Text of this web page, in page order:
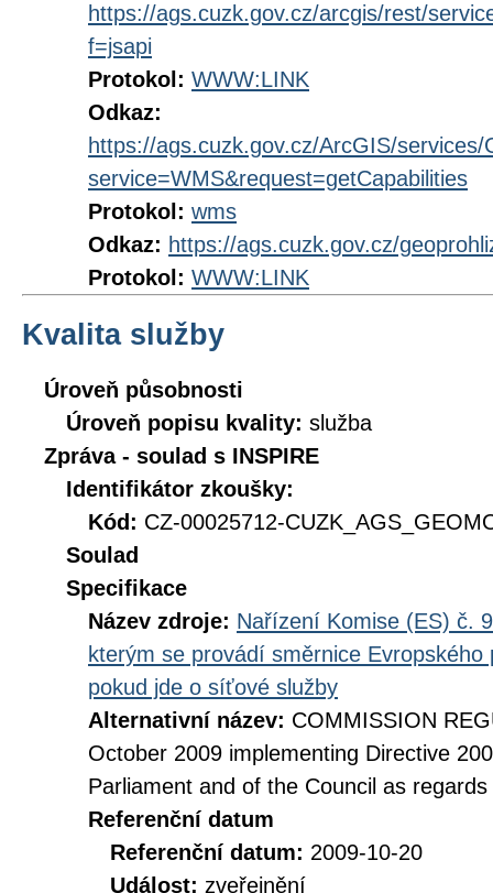
https://ags.cuzk.gov.cz/arcgis/rest/
f=jsapi
Protokol: WWW:LINK
Odkaz:
https://ags.cuzk.gov.cz/ArcGIS/
service=WMS&request=getCapabilities
Protokol: wms
Odkaz: https://ags.cuzk.gov.cz/
Protokol: WWW:LINK
Kvalita služby
Úroveň působnosti
Úroveň popisu kvality: služba
Zpráva - soulad s INSPIRE
Identifikátor zkoušky:
Kód: CZ-00025712-
Soulad
Specifikace
Název zdroje: Nařízení Komise (ES) č.
kterým se provádí směrnice
pokud jde o síťové služby
Alternativní název: COMMISSION
October 2009 implementing Directive
Parliament and of the Council as
Referenční datum
Referenční datum: 2009-10-20
Událost: zveřejnění